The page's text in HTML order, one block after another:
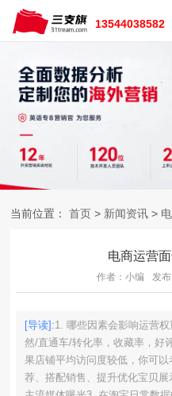
13544038582
当前位置： 首页 > 新闻资讯 >
电商运营
作者：小编 发
[导读]:1. 哪些因素会影响运营
然/直通车/转化率，收藏率，好
果店铺平均访问度较低，你可
荐、搭配销售、提升优化宝贝展